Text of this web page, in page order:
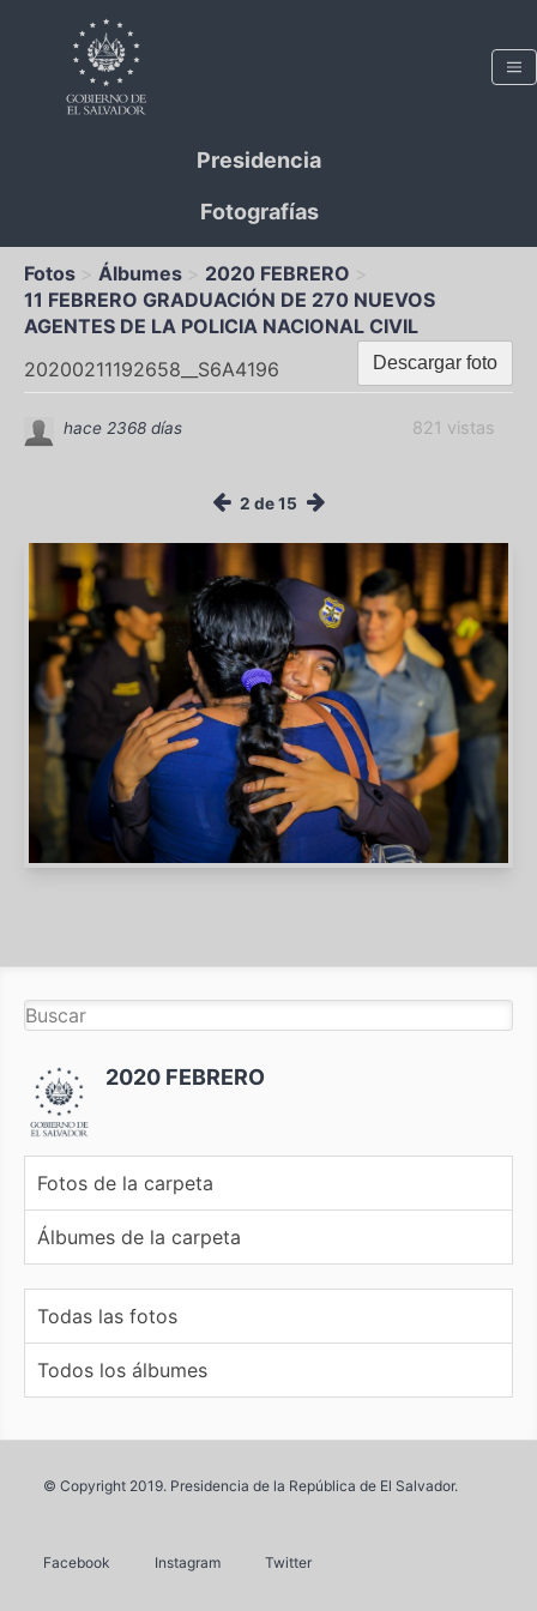
Presidencia
Fotografías
Fotos Álbumes
2020 FEBRERO
11 FEBRERO GRADUACIÓN DE 270 NUEVOS
AGENTES DE LA POLICIA NACIONAL CIVIL
Descargar foto
20200211192658__S6A4196
821 vistas
hace 2368 días
2 de 15
2020 FEBRERO
Fotos de la carpeta
Álbumes de la carpeta
Todas las fotos
Todos los álbumes
© Copyright 2019. Presidencia de la República de El Salvador.
Facebook Instagram Twitter